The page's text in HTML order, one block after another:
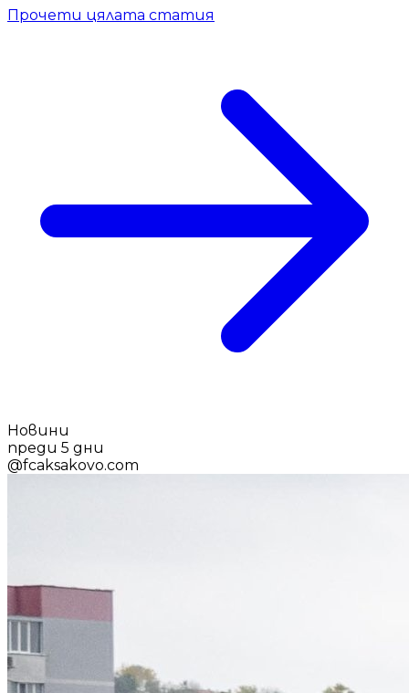
Прочети цялата статия
Новини
преди 5 дни
@fcaksakovo.com